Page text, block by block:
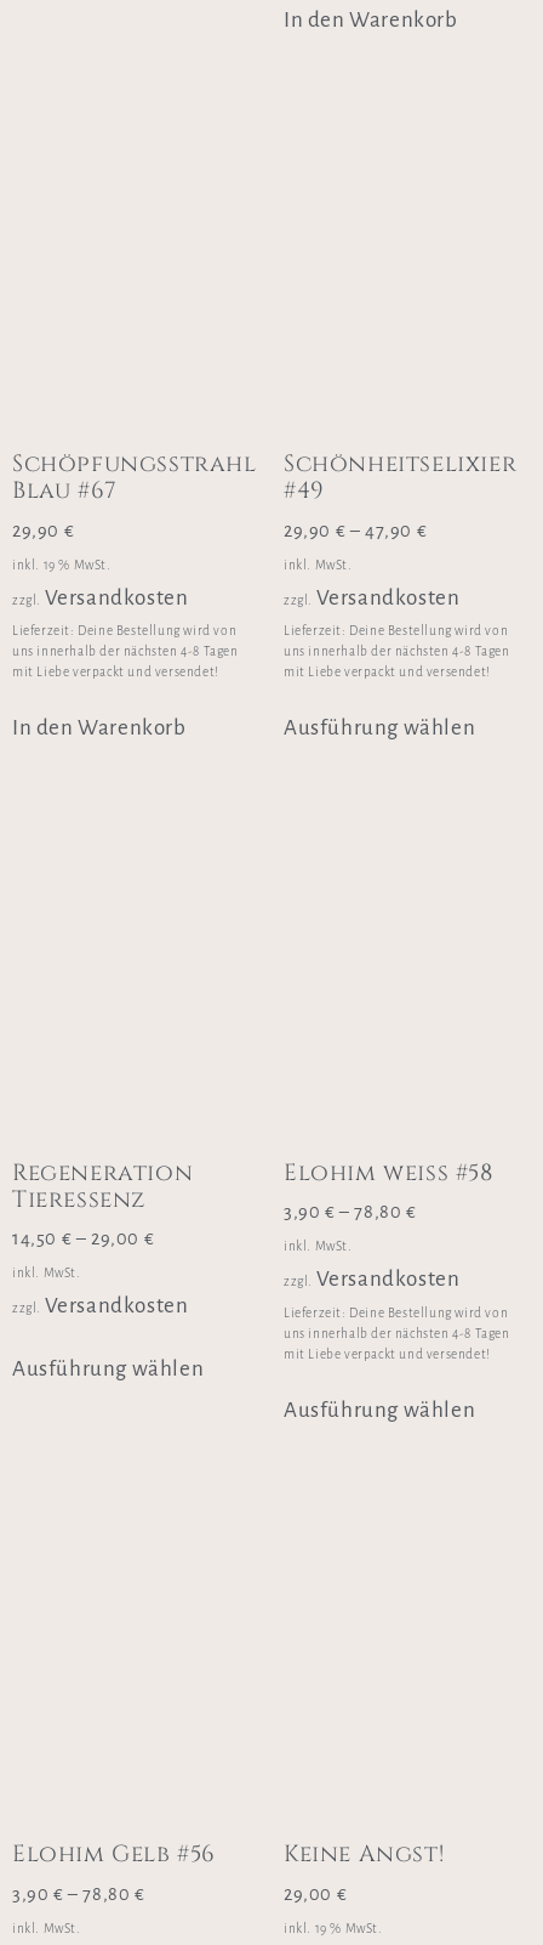
In den Warenkorb
Schöpfungsstrahl
Blau #67
29,90 €
inkl. 19 % MwSt.
zzgl. Versandkosten
Lieferzeit: Deine Bestellung wird von
uns innerhalb der nächsten 4-8 Tagen
mit Liebe verpackt und versendet!
In den Warenkorb
Schönheitselixier
#49
29,90 €–47,90 €
inkl. MwSt.
zzgl. Versandkosten
Lieferzeit: Deine Bestellung wird von
uns innerhalb der nächsten 4-8 Tagen
mit Liebe verpackt und versendet!
Ausführung wählen
Regeneration
Tieressenz
14,50 €– 29,00 €
inkl. MwSt.
zzgl. Versandkosten
Ausführung wählen
Elohim weiss #58
3,90 €–78,80€
inkl. MwSt.
zzgl. Versandkosten
Lieferzeit: Deine Bestellung wird von
uns innerhalb der nächsten 4-8 Tagen
mit Liebe verpackt und versendet!
Ausführung wählen
Elohim Gelb #56
3,90 €–78,80€
inkl. MwSt.
Keine Angst!
29,00 €
inkl. 19 % MwSt.